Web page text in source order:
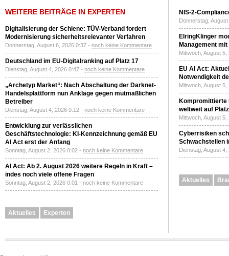
WEITERE BEITRÄGE IN EXPERTEN
Digitalisierung der Schiene: TÜV-Verband fordert
Modernisierung sicherheitsrelevanter Verfahren
Donnerstag, August 6, 2026 0:37 - noch keine Kommentare
Deutschland im EU-Digitalranking auf Platz 17
Dienstag, August 4, 2026 0:47 - noch keine Kommentare
„Archetyp Market“: Nach Abschaltung der Darknet-
Handelsplattform nun Anklage gegen mutmaßlichen
Betreiber
Dienstag, August 4, 2026 0:12 - noch keine Kommentare
Entwicklung zur verlässlichen
Geschäftstechnologie: KI-Kennzeichnung gemäß EU
AI Act erst der Anfang
Sonntag, August 2, 2026 0:02 - noch keine Kommentare
AI Act: Ab 2. August 2026 weitere Regeln in Kraft –
indes noch viele offene Fragen
Sonntag, August 2, 2026 0:01 - noch keine Kommentare
Aktuelles Experten
NIS-2-
Donnerstag,
ElringKlinger
Management
Mittwoch, August
EU AI Act:
Notwendigkeit
Mittwoch, August
Kompromittierte
weltweit auf
Mittwoch, August
Cyberrisiken
Schwachstellen
Dienstag, August
Aktuelles